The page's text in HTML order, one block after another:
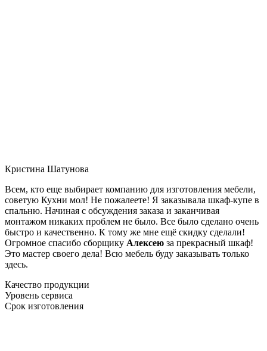
Кристина Шатунова
Всем, кто еще выбирает компанию для изготовления мебели,
советую Кухни мол! Не пожалеете! Я заказывала шкаф-купе в
спальню. Начиная с обсуждения заказа и заканчивая
монтажом никаких проблем не было. Все было сделано очень
быстро и качественно. К тому же мне ещё скидку сделали!
Огромное спасибо сборщику Алексею за прекрасный шкаф!
Это мастер своего дела! Всю мебель буду заказывать только
здесь.
Качество продукции
Уровень сервиса
Срок изготовления